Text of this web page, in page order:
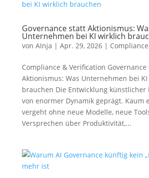
Governance statt Aktionismus:
Unternehmen bei KI wirklich
von AInja | Apr. 29, 2026|
Compliance & Verification
Aktionismus: Was Unternehmen bei
brauchen Die Entwicklung
von enormer Dynamik geprägt. Kaum
vergeht ohne neue Modelle, neue
Versprechen über Produktivität,...